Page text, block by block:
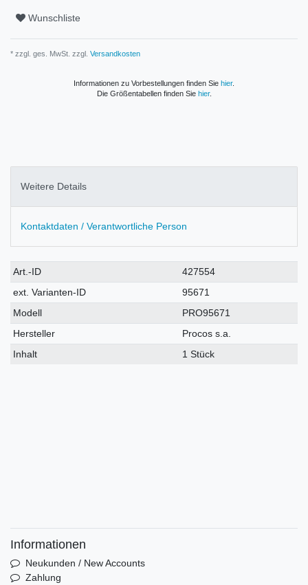
Wunschliste
* zzgl. ges. MwSt. zzgl. Versandkosten
Informationen zu Vorbestellungen finden Sie hier.
Die Größentabellen finden Sie hier.
Weitere Details
Kontaktdaten / Verantwortliche Person
Technisches
Merkmal
Wert
Art.-ID
427554
ext. Varianten-ID
95671
Modell
PRO95671
Hersteller
Procos s.a.
Inhalt
1 Stück
Informationen
Neukunden / New Accounts
Zahlung